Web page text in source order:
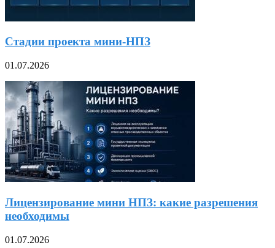
Стадии проекта мини-НПЗ
01.07.2026
Лицензирование мини НПЗ: какие разрешения
необходимы
01.07.2026